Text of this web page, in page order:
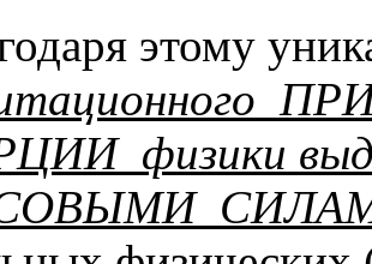
этому
физики